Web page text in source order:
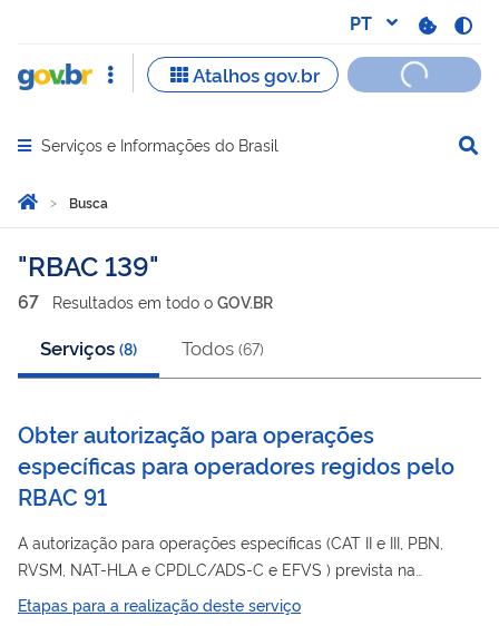
Abrir menu principal de navegação
Serviços e Informações do Brasil
Você está aqui:
Página Inicial
Busca
Busca
RBAC 139
67 Resultados em todo o GOV.BR
Serviços (8) Todos (67)
Obter autorização para operações
específicas para operadores regidos pelo
RBAC 91
A autorização para operações específicas (CAT II e III, PBN,
RVSM, NAT-HLA e CPDLC/ADS-C e EFVS ) prevista na
Subparte N do Regulamento Brasileiro de Aviação Civil –
Etapas para a realização deste serviço